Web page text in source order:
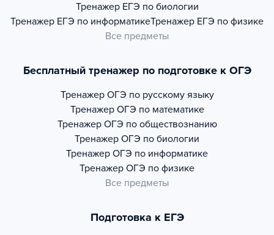
Тренажер ЕГЭ по биологии
Тренажер ЕГЭ по информатикеТренажер ЕГЭ по физике
Все предметы
Бесплатный тренажер по подготовке к ОГЭ
Тренажер ОГЭ по русскому языку
Тренажер ОГЭ по математике
Тренажер ОГЭ по обществознанию
Тренажер ОГЭ по биологии
Тренажер ОГЭ по информатике
Тренажер ОГЭ по физике
Все предметы
Подготовка к ЕГЭ